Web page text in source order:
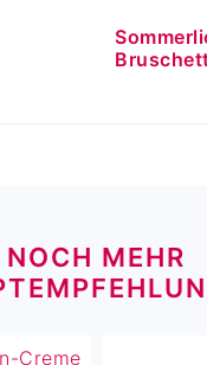
NOCH MEHR